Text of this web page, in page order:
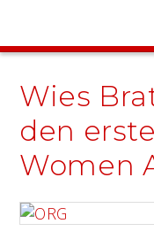
Wies
den
Women